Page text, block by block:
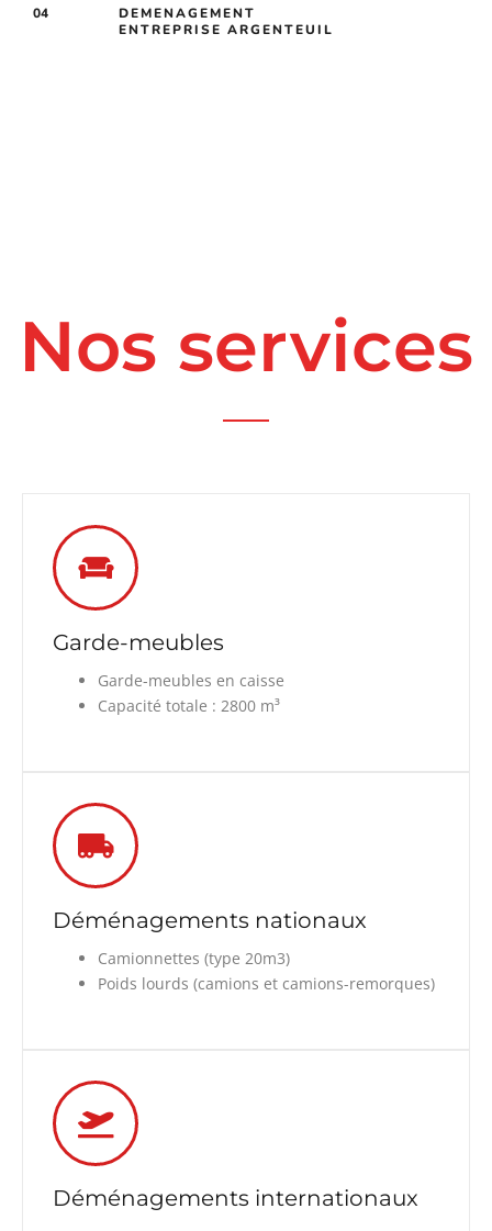
04
DEMENAGEMENT
ENTREPRISE ARGENTEUIL
Nos services
Garde-meubles
Garde-meubles en caisse
Capacité totale : 2800 m³
Déménagements nationaux
Camionnettes (type 20m3)
Poids lourds (camions et camions-remorques)
Déménagements internationaux